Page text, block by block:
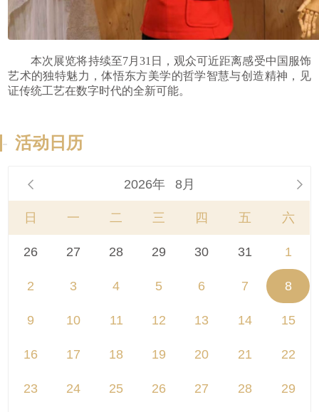
本次展览将持续至7月 31 日，观众可近距离感受中国服饰
艺术的独特魅力，体悟东方美学的哲学智慧与创造精神，见
证传统工艺在数字时代的全新可能。
- 活动日历
 2026年 8月 
日 一 二 三 四 五 六
26 27 28 29 30 31 1
2 3 4 5 6 7 8
9 10 11 12 13 14 15
16 17 18 19 20 21 22
23 24 25 26 27 28 29